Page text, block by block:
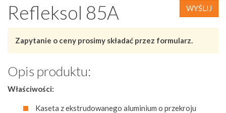
WYŚLIJ
Refleksol 85A
Zapytanie o ceny prosimy składać przez formularz.
Opis produktu:
Właściwości:
Kaseta z ekstrudowanego aluminium o przekroju